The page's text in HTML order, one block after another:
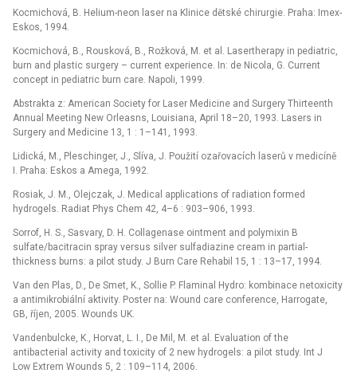
Kocmichová, B. Helium-neon laser na Klinice dětské chirurgie. Praha: Imex-
Eskos, 1994.
Kocmichová, B., Rousková, B., Rožková, M. et al. Lasertherapy in pediatric,
burn and plastic surgery –⁠ current experience. In: de Nicola, G. Current
concept in pediatric burn care. Napoli, 1999.
Abstrakta z: American Society for Laser Medicine and Surgery Thirteenth
Annual Meeting New Orleasns, Louisiana, April 18–20, 1993. Lasers in
Surgery and Medicine 13, 1 : 1–141, 1993.
Lidická, M., Pleschinger, J., Slíva, J. Použití ozařovacích laserů v medicíně
I. Praha: Eskos a Amega, 1992.
Rosiak, J. M., Olejczak, J. Medical applications of radiation formed
hydrogels. Radiat Phys Chem 42, 4–6 : 903–906, 1993.
Sorrof, H. S., Sasvary, D. H. Collagenase ointment and polymixin B
sulfate/bacitracin spray versus silver sulfadiazine cream in partial-
thickness burns: a pilot study. J Burn Care Rehabil 15, 1 : 13–17, 1994.
Van den Plas, D., De Smet, K., Sollie P. Flaminal Hydro: kombinace netoxicity
a antimikrobiální aktivity. Poster na: Wound care conference, Harrogate,
GB, říjen, 2005. Wounds UK.
Vandenbulcke, K., Horvat, L. I., De Mil, M. et al. Evaluation of the
antibacterial activity and toxicity of 2 new hydrogels: a pilot study. Int J
Low Extrem Wounds 5, 2 : 109–114, 2006.